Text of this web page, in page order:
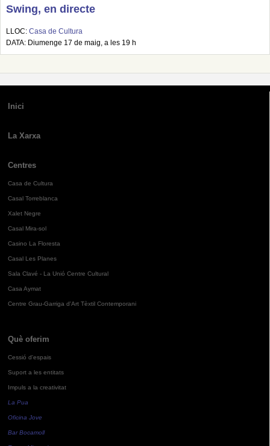
Swing, en directe
LLOC: Casa de Cultura
DATA: Diumenge 17 de maig, a les 19 h
Inici
La Xarxa
Centres
Casa de Cultura
Casal Torreblanca
Xalet Negre
Casal Mira-sol
Casino La Floresta
Casal Les Planes
Sala Clavé - La Unió Centre Cultural
Casa Aymat
Centre Grau-Garriga d'Art Tèxtil Contemporani
Què oferim
Cessió d'espais
Suport a les entitats
Impuls a la creativitat
La Pua
Oficina Jove
Bar Bocamoll